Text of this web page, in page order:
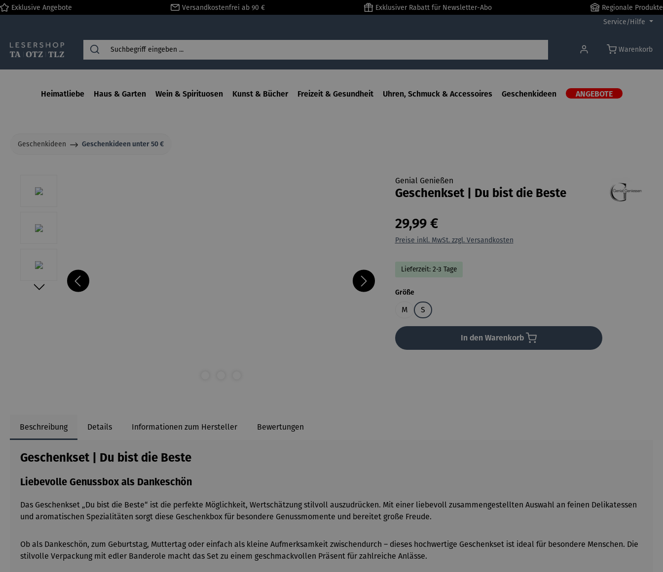
Zur Hauptnavigation springen
Exklusive Angebote Versandkostenfrei ab 90 € Exklusiver Rabatt für Newsletter-Abo
Regionale Produkte
Service/Hilfe
Warenkorb
Heimatliebe Haus & Garten Wein & Spirituosen Kunst & Bücher Freizeit & Gesundheit Uhren, Schmuck & Accessoires Geschenkideen ANGEBOTE
Geschenkideen Geschenkideen unter 50 €
Genial Genießen
Geschenkset | Du bist die Beste
29,99 €
Preise inkl. MwSt. zzgl. Versandkosten
Lieferzeit: 2-3 Tage
Größeauswählen
M S
In den Warenkorb
Beschreibung Details Informationen zum Hersteller Bewertungen
Geschenkset | Du bist die Beste
Liebevolle Genussbox als Dankeschön
Das Geschenkset „Du bist die Beste“ ist die perfekte Möglichkeit, Wertschätzung stilvoll auszudrücken. Mit einer liebevoll zusammengestellten Auswahl an feinen Delikatessen
und aromatischen Spezialitäten sorgt diese Geschenkbox für besondere Genussmomente und bereitet große Freude.
Ob als Dankeschön, zum Geburtstag, Muttertag oder einfach als kleine Aufmerksamkeit zwischendurch – dieses hochwertige Geschenkset ist ideal für besondere Menschen. Die
stilvolle Verpackung mit edler Banderole macht das Set zu einem geschmackvollen Präsent für zahlreiche Anlässe.